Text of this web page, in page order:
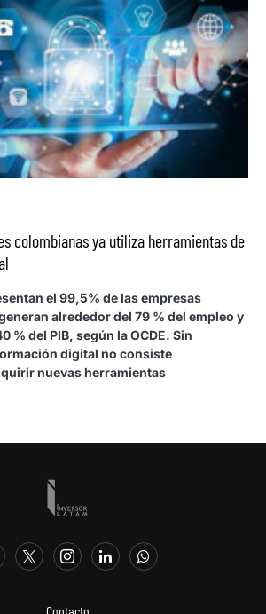
colombianas ya utiliza herramientas de
el 99,5% de las empresas
alrededor del 79 % del empleo y
% del PIB, según la OCDE. Sin
digital no consiste
nuevas herramientas